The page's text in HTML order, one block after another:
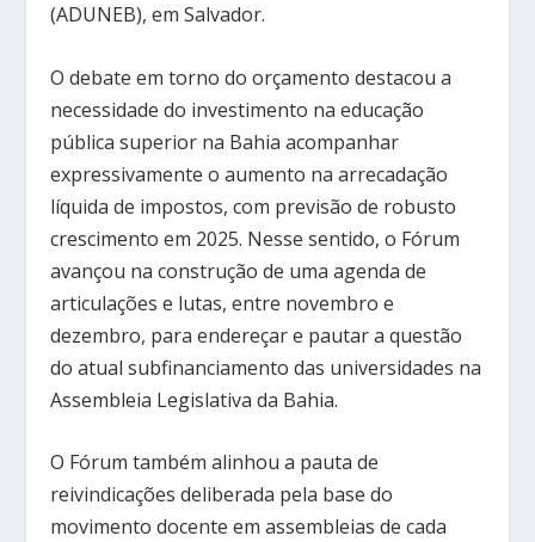
(ADUNEB), em Salvador.
O debate em torno do orçamento destacou a
necessidade do investimento na educação
pública superior na Bahia acompanhar
expressivamente o aumento na arrecadação
líquida de impostos, com previsão de robusto
crescimento em 2025. Nesse sentido, o Fórum
avançou na construção de uma agenda de
articulações e lutas, entre novembro e
dezembro, para endereçar e pautar a questão
do atual subfinanciamento das universidades na
Assembleia Legislativa da Bahia.
O Fórum também alinhou a pauta de
reivindicações deliberada pela base do
movimento docente em assembleias de cada